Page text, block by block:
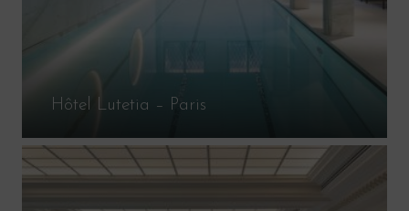
Hôtel Lutetia – Paris